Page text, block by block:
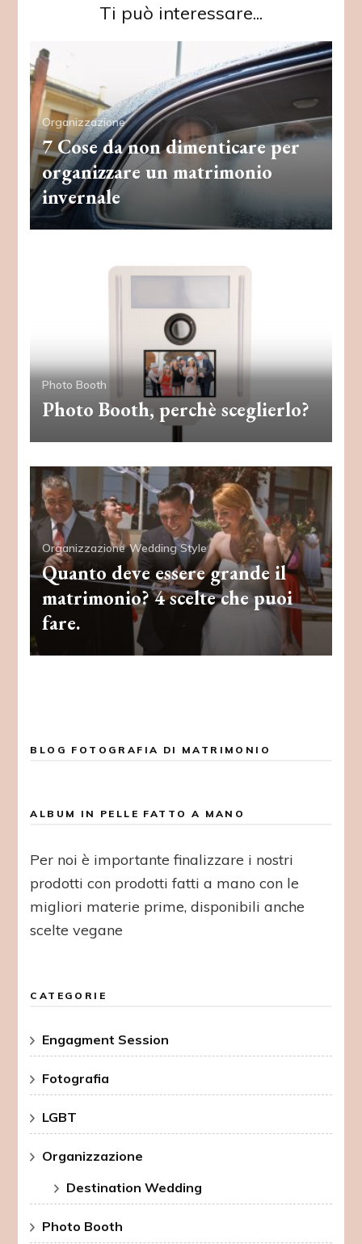
Ti può interessare...
Organizzazione
7 Cose da non dimenticare per
organizzare un matrimonio
invernale
Photo Booth
Photo Booth, perchè sceglierlo?
Organizzazione Wedding Style
Quanto deve essere grande il
matrimonio? 4 scelte che puoi
fare.
BLOG FOTOGRAFIA DI MATRIMONIO
ALBUM IN PELLE FATTO A MANO
Per noi è importante finalizzare i nostri
prodotti con prodotti fatti a mano con le
migliori materie prime, disponibili anche
scelte vegane
CATEGORIE
Engagment Session
Fotografia
LGBT
Organizzazione
Destination Wedding
Photo Booth